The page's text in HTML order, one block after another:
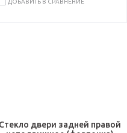
ДОБАВИТЬ В СРАВНЕНИЕ
Стекло двери задней правой